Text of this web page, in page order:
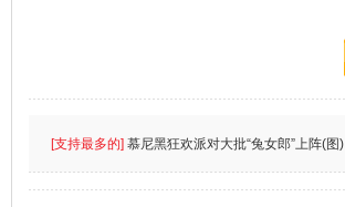
[支持最多的] 慕尼黑狂欢派对大批“兔女郎”上阵(图)